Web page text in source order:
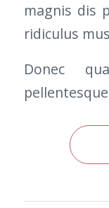
magnis dis
ridiculus
Donec